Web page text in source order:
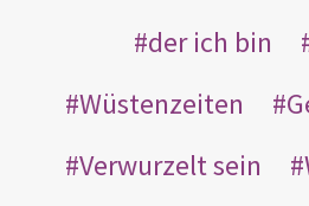
der ich bin
Wüstenzeiten
Verwurzelt sein